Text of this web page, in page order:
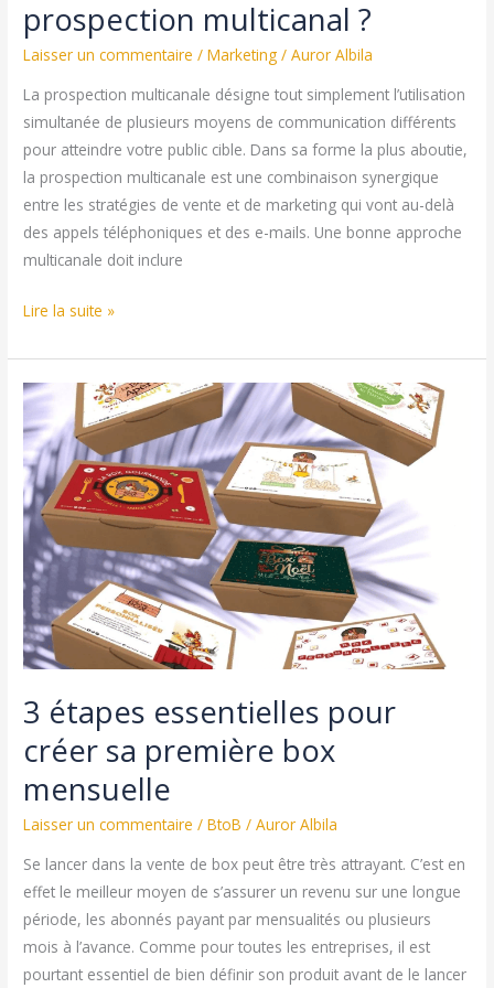
prospection multicanal ?
Laisser un commentaire /Marketing /Auror Albila
La prospection multicanale désigne tout simplement l’utilisation
simultanée de plusieurs moyens de communication différents
pour atteindre votre public cible. Dans sa forme la plus aboutie,
la prospection multicanale est une combinaison synergique
entre les stratégies de vente et de marketing qui vont au-delà
des appels téléphoniques et des e-mails. Une bonne approche
multicanale doit inclure
Comment
sa
prospection
multicanal
?
Lire la suite »
3 étapes essentielles pour
créer sa première box
mensuelle
Laisser un commentaire /BtoB /Auror Albila
Se lancer dans la vente de box peut être très attrayant. C’est en
effet le meilleur moyen de s’assurer un revenu sur une longue
période, les abonnés payant par mensualités ou plusieurs
mois à l’avance. Comme pour toutes les entreprises, il est
pourtant essentiel de bien définir son produit avant de le lancer